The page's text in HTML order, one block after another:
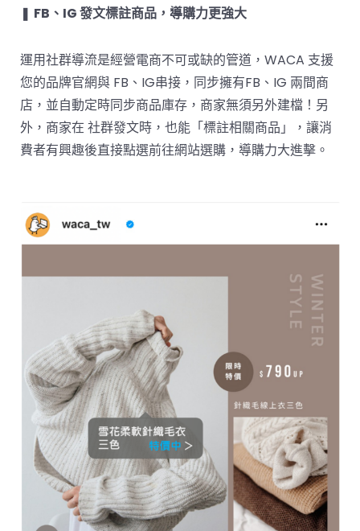
❚ FB、IG 發文標註商品，導購力更強大
運用社群導流是經營電商不可或缺的管道，WACA 支援
您的品牌官網與 FB、IG串接，同步擁有FB、IG 兩間商
店，並自動定時同步商品庫存，商家無須另外建檔！另
外，商家在 社群發文時，也能「標註相關商品」，讓消
費者有興趣後直接點選前往網站選購，導購力大進擊。